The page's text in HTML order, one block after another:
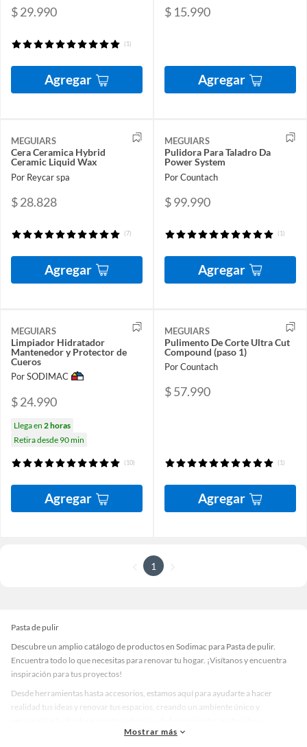
$ 29.990
(1)
Agregar
$ 15.990
Agregar
MEGUIARS
Cera Ceramica Hybrid
Ceramic Liquid Wax
Por Reycar spa
$ 28.828
(7)
Agregar
MEGUIARS
Pulidora Para Taladro Da
Power System
Por Countach
$ 99.990
(1)
Agregar
MEGUIARS
Limpiador Hidratador
Mantenedor y Protector de
Cueros
Por SODIMAC
$ 24.990
Llega en 2 horas
Retira desde 90 min
(10)
Agregar
MEGUIARS
Pulimento De Corte Ultra Cut
Compound (paso 1)
Por Countach
$ 57.990
(1)
Agregar
1
Pasta de pulir
Descubre un amplio catálogo de productos en Sodimac para Pasta de pulir.
Encuentra todo lo que necesitas para renovar tu hogar. ¡Visítanos y encuentra
inspiración para tus proyectos!
Desde herramientas hasta accesorios, estamos aquí para ayudarte a hacer
realidad tus ideas y renovar tus espacios, creando un ambiente único y
accesorios de calidad que te ayudarán a crear un espacio más tú.
Mostrar más